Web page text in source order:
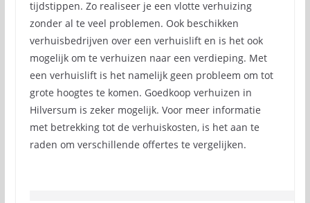
tijdstippen. Zo realiseer je een vlotte verhuizing
zonder al te veel problemen. Ook beschikken
verhuisbedrijven over een verhuislift en is het ook
mogelijk om te verhuizen naar een verdieping. Met
een verhuislift is het namelijk geen probleem om tot
grote hoogtes te komen. Goedkoop verhuizen in
Hilversum is zeker mogelijk. Voor meer informatie
met betrekking tot de verhuiskosten, is het aan te
raden om verschillende offertes te vergelijken.